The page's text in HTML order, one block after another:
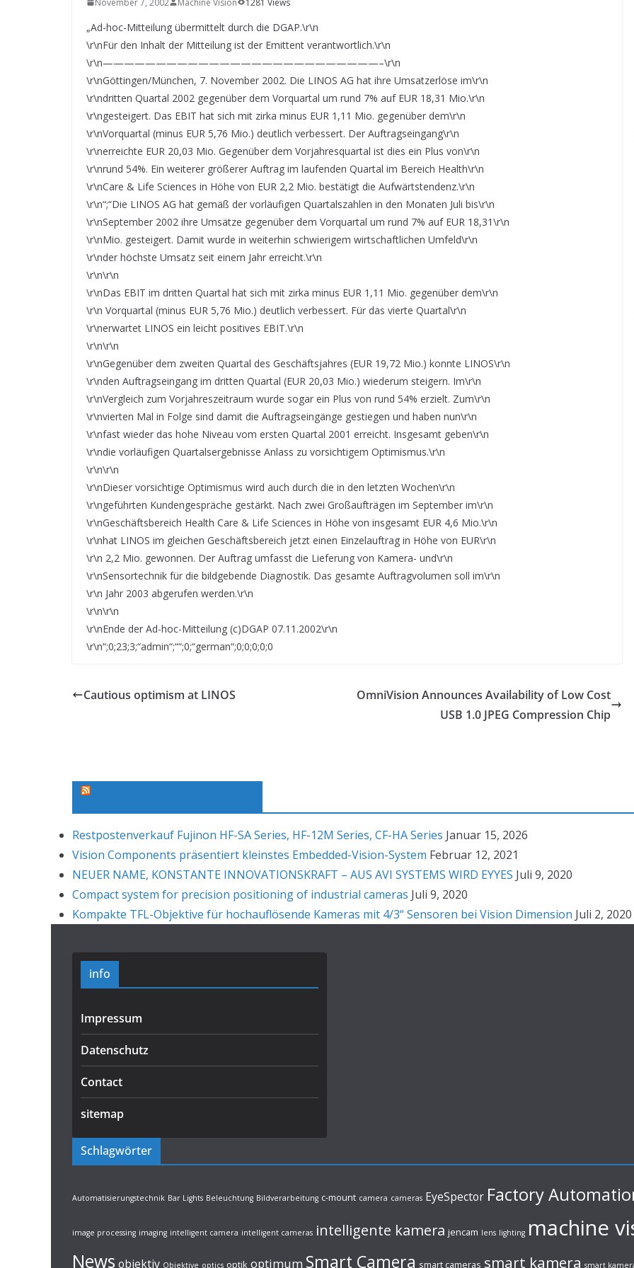
SYSTEMS WIRD EYYES
positioning of industrial cameras
November 7, 2002 Machine Vision 1281 Views
„Ad-hoc-Mitteilung übermittelt durch die DGAP.\r\n
\r\nFür den Inhalt der Mitteilung ist der Emittent verantwortlich.\r\n
\r\n——————————————————————————–\r\n
\r\nGöttingen/München, 7. November 2002. Die LINOS AG hat ihre Umsatzerlöse im\r\n
\r\ndritten Quartal 2002 gegenüber dem Vorquartal um rund 7% auf EUR 18,31 Mio.\r\n
\r\ngesteigert. Das EBIT hat sich mit zirka minus EUR 1,11 Mio. gegenüber dem\r\n
\r\nVorquartal (minus EUR 5,76 Mio.) deutlich verbessert. Der Auftragseingang\r\n
\r\nerreichte EUR 20,03 Mio. Gegenüber dem Vorjahresquartal ist dies ein Plus von\r\n
\r\nrund 54%. Ein weiterer größerer Auftrag im laufenden Quartal im Bereich Health\r\n
\r\nCare & Life Sciences in Höhe von EUR 2,2 Mio. bestätigt die Aufwärtstendenz.\r\n
\r\n“;“Die LINOS AG hat gemäß der vorläufigen Quartalszahlen in den Monaten Juli bis\r\n
\r\nSeptember 2002 ihre Umsätze gegenüber dem Vorquartal um rund 7% auf EUR 18,31\r\n
\r\nMio. gesteigert. Damit wurde in weiterhin schwierigem wirtschaftlichen Umfeld\r\n
\r\nder höchste Umsatz seit einem Jahr erreicht.\r\n
\r\n\r\n
\r\nDas EBIT im dritten Quartal hat sich mit zirka minus EUR 1,11 Mio. gegenüber dem\r\n
\r\n Vorquartal (minus EUR 5,76 Mio.) deutlich verbessert. Für das vierte Quartal\r\n
\r\nerwartet LINOS ein leicht positives EBIT.\r\n
\r\n\r\n
\r\nGegenüber dem zweiten Quartal des Geschäftsjahres (EUR 19,72 Mio.) konnte LINOS\r\n
\r\nden Auftragseingang im dritten Quartal (EUR 20,03 Mio.) wiederum steigern. Im\r\n
\r\nVergleich zum Vorjahreszeitraum wurde sogar ein Plus von rund 54% erzielt. Zum\r\n
\r\nvierten Mal in Folge sind damit die Auftragseingänge gestiegen und haben nun\r\n
\r\nfast wieder das hohe Niveau vom ersten Quartal 2001 erreicht. Insgesamt geben\r\n
\r\ndie vorläufigen Quartalsergebnisse Anlass zu vorsichtigem Optimismus.\r\n
\r\n\r\n
\r\nDieser vorsichtige Optimismus wird auch durch die in den letzten Wochen\r\n
\r\ngeführten Kundengespräche gestärkt. Nach zwei Großaufträgen im September im\r\n
\r\nGeschäftsbereich Health Care & Life Sciences in Höhe von insgesamt EUR 4,6 Mio.\r\n
\r\nhat LINOS im gleichen Geschäftsbereich jetzt einen Einzelauftrag in Höhe von EUR\r\n
\r\n 2,2 Mio. gewonnen. Der Auftrag umfasst die Lieferung von Kamera- und\r\n
\r\nSensortechnik für die bildgebende Diagnostik. Das gesamte Auftragvolumen soll im\r\n
\r\n Jahr 2003 abgerufen werden.\r\n
\r\n\r\n
\r\nEnde der Ad-hoc-Mitteilung (c)DGAP 07.11.2002\r\n
\r\n“;0;23;3;“admin“;““;0;“german“;0;0;0;0;0
Cautious optimism at LINOS
OmniVision Announces Availability of Low Cost
USB 1.0 JPEG Compression Chip
Restpostenverkauf Fujinon HF-SA Series, HF-12M Series, CF-HA Series Januar 15, 2026
Vision Components präsentiert kleinstes Embedded-Vision-System Februar 12, 2021
NEUER NAME, KONSTANTE INNOVATIONSKRAFT – AUS AVI SYSTEMS WIRD EYYES Juli 9, 2020
Compact system for precision positioning of industrial cameras Juli 9, 2020
Kompakte TFL-Objektive für hochauflösende Kameras mit 4/3“ Sensoren bei Vision Dimension Juli 2, 2020
info
Impressum
Datenschutz
Contact
sitemap
Schlagwörter
Automatisierungstechnik Bar Lights Beleuchtung Bildverarbeitung c-mount camera cameras EyeSpector Factory
image processing imaging intelligent camera intelligent cameras intelligente kamera jencam lens lighting machine
News objektiv Objektive optics optik optimum Smart Camera smart cameras smart kamera smart